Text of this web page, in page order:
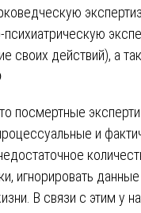
своих действий), а
посмертные
и
игнорировать
В связи с этим у